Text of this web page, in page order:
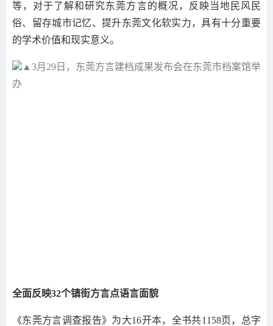
等，对于了解和研究东莞方言的概况，反映当地民风民
俗、留存城市记忆、提升东莞文化软实力，具有十分重要
的学术价值和现实意义。
▲3月29日，东莞方言建档成果发布会在东莞市档案馆举
办
全面反映32个镇街方言点语言面貌
《东莞方言调查报告》为大16开本，全书共1158页，总字